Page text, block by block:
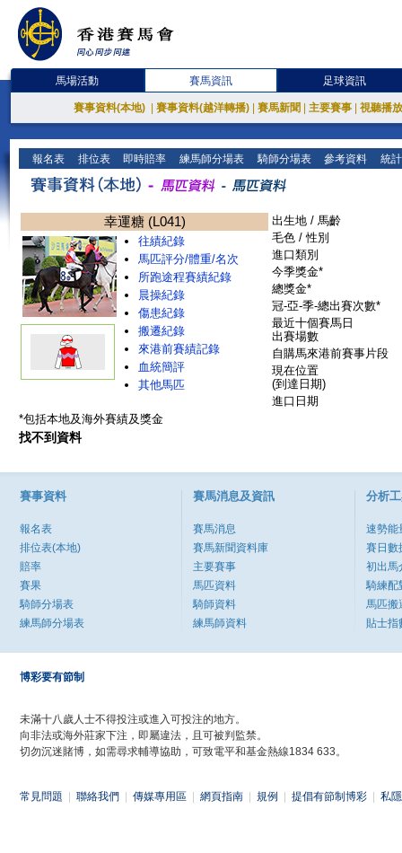
馬場活動 賽馬資訊 足球資訊
賽事資料(本地) 賽事資料(越洋轉播) 賽馬新聞 主要賽事 視聽播
報名表 排位表 即時賠率 練馬師分場表 騎師分場表 參考資料 統
幸運糖 (L041)
往績紀錄
馬匹評分/體重/名次
所跑途程賽績紀錄
晨操紀錄
傷患紀錄
搬遷紀錄
來港前賽績記錄
血統簡評
其他馬匹
出生地 / 馬齡
毛色 / 性別
進口類別
今季獎金*
總獎金*
冠-亞-季-總出賽次數*
最近十個賽馬日
出賽場數
自購馬來港前賽事片段
現在位置
(到達日期)
進口日期
*包括本地及海外賽績及獎金
找不到資料
賽事資料
報名表
排位表(本地)
賠率
賽果
騎師分場表
練馬師分場表
賽馬消息及資訊
賽馬消息
賽馬新聞資料庫
主要賽事
馬匹資料
騎師資料
練馬師資料
分析
速勢能
賽日數
初出馬
騎練配
馬匹搬
貼士指
博彩要有節制
未滿十八歲人士不得投注或進入可投注的地方。
向非法或海外莊家下注，即屬違法，且可被判監禁。
切勿沉迷賭博，如需尋求輔導協助，可致電平和基金熱線1834 633。
常見問題 聯絡我們 傳媒專用區 網頁指南 規例 提倡有節制博彩 私